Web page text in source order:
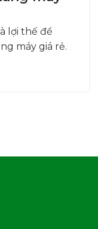
lợi thế để
máy giá rẻ.